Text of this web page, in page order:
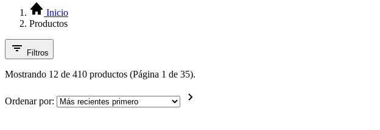
Inicio
Productos
Filtros
Mostrando 12 de 410 productos (Página 1 de 35).
Ordenar por: